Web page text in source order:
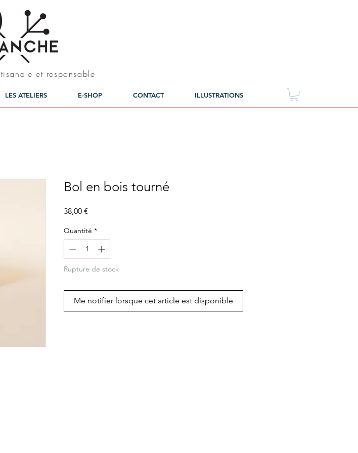
et responsable
LES ATELIERS E-SHOP CONTACT ILLUSTRATIONS
Bol en bois tourné
38,00 €
Quantité *
Rupture de stock
Me notifier lorsque cet article est disponible